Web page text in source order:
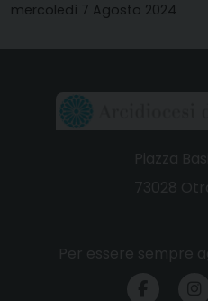
mercoledì 7 Agosto 2024